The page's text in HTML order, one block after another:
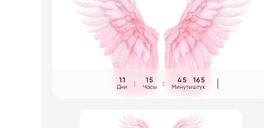
Товары для флористов
Пакеты для цветов и подарков
Искусственные цветы и растения
11
Дни
15
Часы
45
Минуты
165
штук